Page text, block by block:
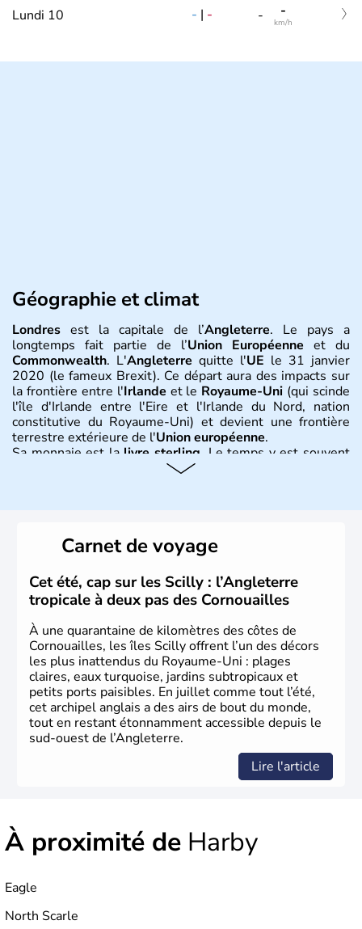
Lundi 10 - | - - -
km/h
Géographie et climat
Londres est la capitale de l’Angleterre. Le pays a
longtemps fait partie de l’Union Européenne et du
Commonwealth. L'Angleterre quitte l'UE le 31 janvier
2020 (le fameux Brexit). Ce départ aura des impacts sur
la frontière entre l'Irlande et le Royaume-Uni (qui scinde
l'île d'Irlande entre l'Eire et l'Irlande du Nord, nation
constitutive du Royaume-Uni) et devient une frontière
terrestre extérieure de l'Union européenne.
Sa monnaie est lalivre sterling . Le temps y est souvent
instable avec de nombreuses précipitations : il s’agit d’un
Histoire et administration
L'Angleterre est l’une des quatre nations constitutives du
Royaume-Uni. Elle est peuplée de plus de 50 millions
d’habitants, les Anglais, et constitue à elle seule, près de
84% de la population de l’ensemble. Le pays s’est créé au
Xème siècle et tient son nom desAngles
germanique installé sur ces terres. Première démocratie
parlementaire au monde, elle doit son développement à
l’essor industriel du XIXème siècle.
Carnet de voyage
Cet été, cap sur les Scilly : l’Angleterre
tropicale à deux pas des Cornouailles
À une quarantaine de kilomètres des côtes de
Cornouailles, les îles Scilly offrent l’un des décors
les plus inattendus du Royaume-Uni : plages
claires, eaux turquoise, jardins subtropicaux et
petits ports paisibles. En juillet comme tout l’été,
cet archipel anglais a des airs de bout du monde,
tout en restant étonnamment accessible depuis le
sud-ouest de l’Angleterre.
Lire l'article
À proximité de Harby
Eagle
North Scarle